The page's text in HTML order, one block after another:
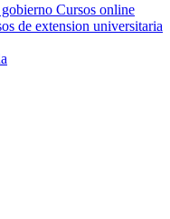
Cursos online
de extension universitaria